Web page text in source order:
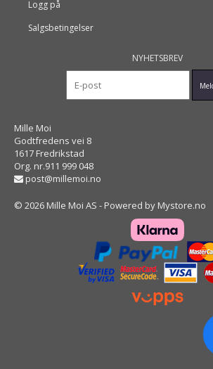
Logg på
Salgsbetingelser
NYHETSBREV
Mille Moi
Godtfredens vei 8
1617 Fredrikstad
Org. nr.911 999 048
post@millemoi.no
© 2026 Mille Moi AS - Powered by Mystore.no